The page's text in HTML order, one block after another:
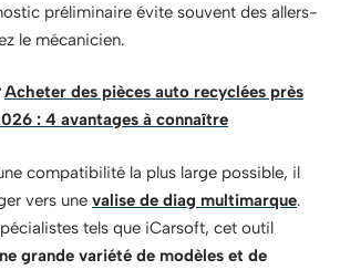
préliminaire évite souvent des allers-
le mécanicien.
Acheter des pièces auto recyclées près
: 4 avantages à connaître
compatibilité la plus large possible, il
vers une valise de diag multimarque.
tels que iCarsoft, cet outil
grande variété de modèles et de